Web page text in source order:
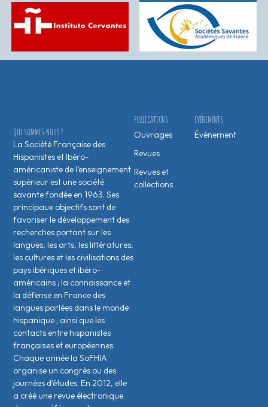
ÉVÉNEMENTS
Évènement
PUBLICATIONS
Ouvrages
Revues
Revues et
collections
QUI SOMMES-NOUS ?
La Société Française des
Hispanistes et Ibéro-
américaniste de l’enseignement
supérieur est une société
savante fondée en 1963. Ses
principaux objectifs sont de
favoriser le développement des
recherches portant sur les
langues, les arts, les littératures,
les cultures et les civilisations des
pays ibériques et ibéro-
américains ; la connaissance et
la défense en France des
langues parlées dans le monde
hispanique ; ainsi que les
contacts entre hispanistes
français·es et européen·nes.
Chaque année la SoFHIA
organise un congrès ou des
journées d’études. En 2012, elle
a créé une revue électronique